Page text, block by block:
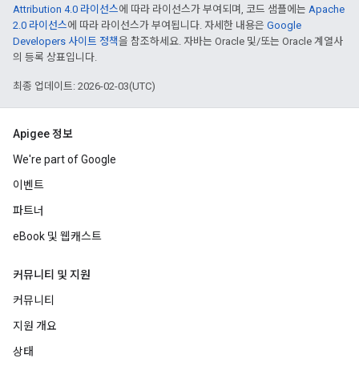
Attribution 4.0 라이선스에 따라 라이선스가 부여되며, 코드 샘플에는 Apache
2.0 라이선스에 따라 라이선스가 부여됩니다. 자세한 내용은 Google
Developers 사이트 정책을 참조하세요. 자바는 Oracle 및/또는 Oracle 계열사
의 등록 상표입니다.
최종 업데이트: 2026-02-03(UTC)
Apigee 정보
We're part of Google
이벤트
파트너
eBook 및 웹캐스트
커뮤니티 및 지원
커뮤니티
지원 개요
상태